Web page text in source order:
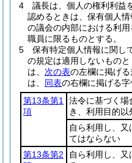
4
議長は、個人の権利利益
認めるときは、保有個人
の議会の内部における利
職員に限るものとする。
5
保有特定個人情報に関し
の規定は適用しないもの
は、 次の表の左欄に掲げる
は、 同表の右欄に掲げる字
第13条第1
項
法令に基づく場
き、利用目的以
自ら利用し、又
てはならない
第13条第2
自ら利用し、又